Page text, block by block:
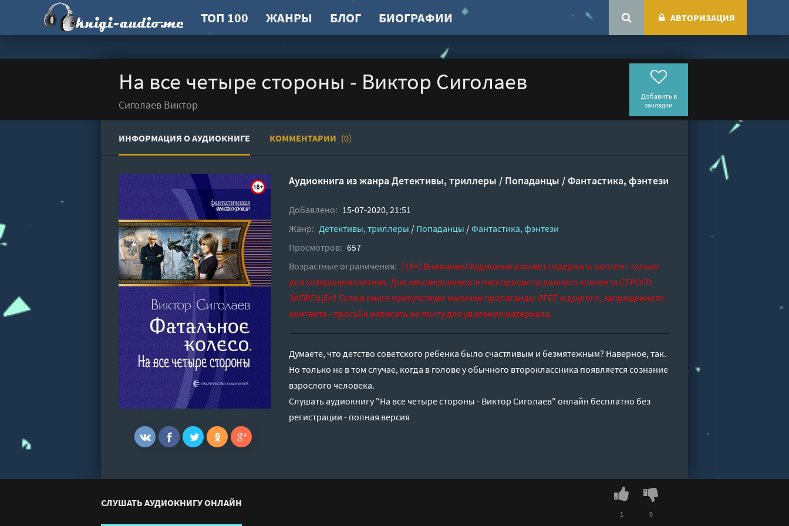
ТОП 100 ЖАНРЫ БЛОГ БИОГРАФИИ АВТОРИЗАЦИЯ
На все четыре стороны - Виктор Сиголаев
Сиголаев Виктор
Добавить в
закладки
ИНФОРМАЦИЯ О АУДИОКНИГЕ КОММЕНТАРИИ (0)
Аудиокнига из жанраДетективы, триллеры / Попаданцы /Фантастика, фэнтези
Добавлено: 15-07-2020, 21:51
Жанр: Детективы, триллеры / Попаданцы /Фантастика, фэнтези
Просмотров: 657
Возрастные ограничения: (18+) Внимание! Аудиокнига может содержать контент только
для совершеннолетних. Для несовершеннолетних просмотр данного контента СТРОГО
ЗАПРЕЩЕН! Если в книге присутствует наличие пропаганды ЛГБТ и другого, запрещенного
контента - просьба написать на почту для удаления материала.
Думаете, что детство советского ребенка было счастливым и безмятежным? Наверное, так.
Но только не в том случае, когда в голове у обычного второклассника появляется сознание
взрослого человека.
Слушать аудиокнигу "На все четыре стороны - Виктор Сиголаев" онлайн бесплатно без
регистрации - полная версия
СЛУШАТЬ АУДИОКНИГУ ОНЛАЙН
1 0